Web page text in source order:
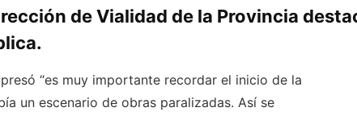
de Vialidad de la Provincia
“es muy importante recordar el inicio de la
un escenario de obras paralizadas. Así se